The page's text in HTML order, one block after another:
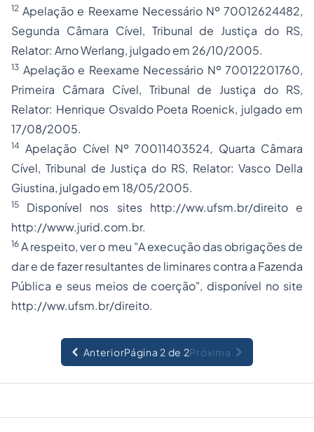
12 Apelação e Reexame Necessário Nº 70012624482,
Segunda Câmara Cível, Tribunal de Justiça do RS,
Relator: Arno Werlang, julgado em 26/10/2005.
13 Apelação e Reexame Necessário Nº 70012201760,
Primeira Câmara Cível, Tribunal de Justiça do RS,
Relator: Henrique Osvaldo Poeta Roenick, julgado em
17/08/2005.
14 Apelação Cível Nº 70011403524, Quarta Câmara
Cível, Tribunal de Justiça do RS, Relator: Vasco Della
Giustina, julgado em 18/05/2005.
15 Disponível nos sites http://ww.ufsm.br/direitoe
http://www.jurid.com.br.
16 A respeito, ver o meu "A execução das obrigações de
dar e de fazer resultantes de liminares contra a Fazenda
Pública e seus meios de coerção", disponível no site
http://ww.ufsm.br/direito.
AnteriorPágina 2 de 2Próxima